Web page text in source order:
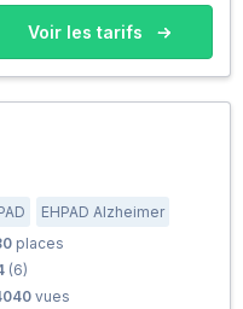
Voir les tarifs
EHPAD Alzheimer
places
(6)
vues